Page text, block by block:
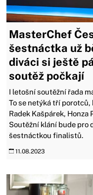
MasterChef
šestnáctka už
diváci si ještě
soutěž počkají
I letošní soutěžní řada
To se netýká tří
Radek Kašpárek, Honza
Soutěžní klání bude pro
šestnáctkou finalistů.
11.08.2023